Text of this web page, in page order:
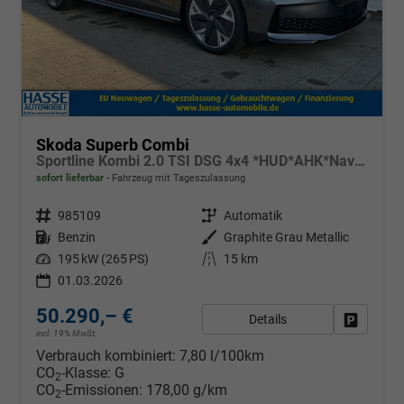
Skoda Superb Combi
Sportline Kombi 2.0 TSI DSG 4x4 *HUD*AHK*Navi*Matrix*AssistenzPlus*NAVI*E-Heck*Keyless
sofort lieferbar Fahrzeug mit Tageszulassung
Fahrzeugnr. 985109 Getriebe Automatik
Kraftstoff Benzin Außenfarbe
Graphite Grau Metallic
Leistung 195 kW (265 PS) Kilometerstand
15 km
01.03.2026
50.290,– €
incl. 19% MwSt.
Details
Verbrauch kombiniert: 7,80 l/100km
CO2-Klasse: G
CO2-Emissionen: 178,00 g/km